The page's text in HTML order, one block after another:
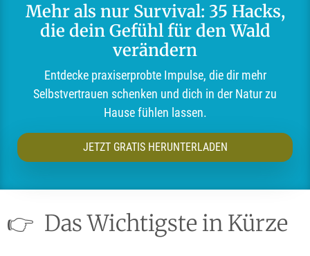
Mehr als nur Survival: 35 Hacks,
die dein Gefühl für den Wald
verändern
Entdecke praxiserprobte Impulse, die dir mehr
Selbstvertrauen schenken und dich in der Natur zu
Hause fühlen lassen.
JETZT GRATIS HERUNTERLADEN
👉 Das Wichtigste in Kürze